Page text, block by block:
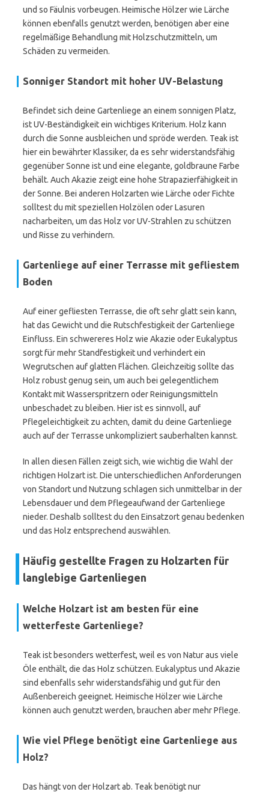
und so Fäulnis vorbeugen. Heimische Hölzer wie Lärche
können ebenfalls genutzt werden, benötigen aber eine
regelmäßige Behandlung mit Holzschutzmitteln, um
Schäden zu vermeiden.
Sonniger Standort mit hoher UV-Belastung
Befindet sich deine Gartenliege an einem sonnigen Platz,
ist UV-Beständigkeit ein wichtiges Kriterium. Holz kann
durch die Sonne ausbleichen und spröde werden. Teak ist
hier ein bewährter Klassiker, da es sehr widerstandsfähig
gegenüber Sonne ist und eine elegante, goldbraune Farbe
behält. Auch Akazie zeigt eine hohe Strapazierfähigkeit in
der Sonne. Bei anderen Holzarten wie Lärche oder Fichte
solltest du mit speziellen Holzölen oder Lasuren
nacharbeiten, um das Holz vor UV-Strahlen zu schützen
und Risse zu verhindern.
Gartenliege auf einer Terrasse mit gefliestem
Boden
Auf einer gefliesten Terrasse, die oft sehr glatt sein kann,
hat das Gewicht und die Rutschfestigkeit der Gartenliege
Einfluss. Ein schwereres Holz wie Akazie oder Eukalyptus
sorgt für mehr Standfestigkeit und verhindert ein
Wegrutschen auf glatten Flächen. Gleichzeitig sollte das
Holz robust genug sein, um auch bei gelegentlichem
Kontakt mit Wasserspritzern oder Reinigungsmitteln
unbeschadet zu bleiben. Hier ist es sinnvoll, auf
Pflegeleichtigkeit zu achten, damit du deine Gartenliege
auch auf der Terrasse unkompliziert sauberhalten kannst.
In allen diesen Fällen zeigt sich, wie wichtig die Wahl der
richtigen Holzart ist. Die unterschiedlichen Anforderungen
von Standort und Nutzung schlagen sich unmittelbar in der
Lebensdauer und dem Pflegeaufwand der Gartenliege
nieder. Deshalb solltest du den Einsatzort genau bedenken
und das Holz entsprechend auswählen.
Häufig gestellte Fragen zu Holzarten für
langlebige Gartenliegen
Welche Holzart ist am besten für eine
wetterfeste Gartenliege?
Teak ist besonders wetterfest, weil es von Natur aus viele
Öle enthält, die das Holz schützen. Eukalyptus und Akazie
sind ebenfalls sehr widerstandsfähig und gut für den
Außenbereich geeignet. Heimische Hölzer wie Lärche
können auch genutzt werden, brauchen aber mehr Pflege.
Wie viel Pflege benötigt eine Gartenliege aus
Holz?
Das hängt von der Holzart ab. Teak benötigt nur